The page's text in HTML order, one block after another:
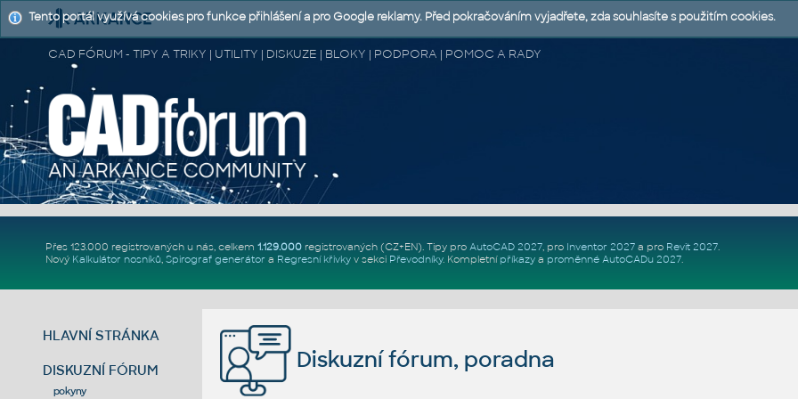
CAD FÓRUM - TIPY A TRIKY | UTILITY | DISKUZE | BLOKY | PODPORA | POMOC A RADY
Přes 123.000 registrovaných u nás, celkem 1.129.000registrovaných (CZ+EN). Tipy pro AutoCAD 2027, pro Inventor 2027a pro Revit 2027.
Nový Kalkulátor nosníků, Spirograf generátor a Regresní křivkyv sekci Převodníky. Kompletní příkazya proměnné AutoCADu 2027.
HLAVNÍ STRÁNKA
DISKUZNÍ FÓRUM
pokyny
Diskuzní fórum, poradna
Tento portál využívá cookies pro funkce přihlášení a pro Google reklamy. Před pokračováním vyjadřete, zda souhlasíte s použitím cookies.